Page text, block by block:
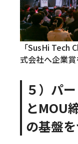
「SusHi Tech
式会社へ企業
５）パ
とMOU
の基盤